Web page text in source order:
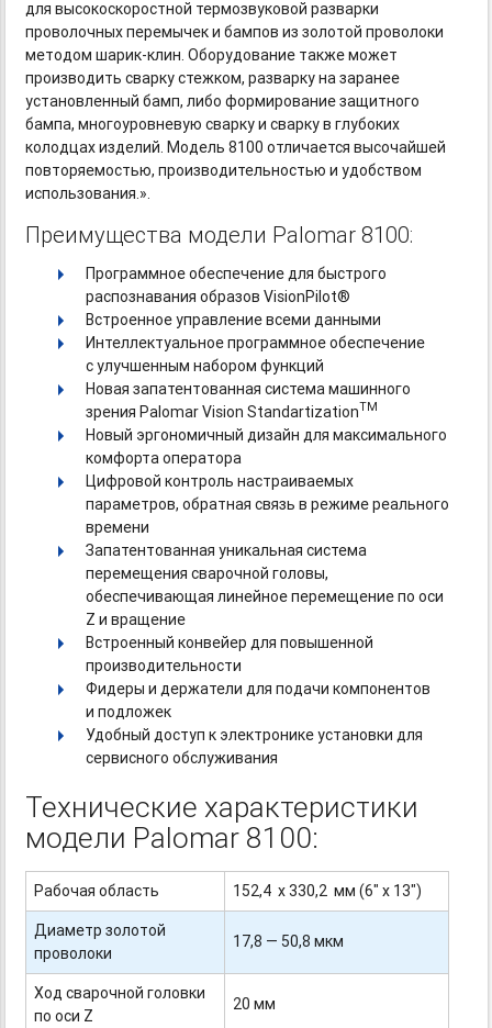
для высокоскоростной термозвуковой разварки
проволочных перемычек и бампов из золотой проволоки
методомшарик-клин. Оборудование также может
производить сварку стежком, разварку на заранее
установленный бамп, либо формирование защитного
бампа, многоуровневую сварку и сварку в глубоких
колодцах изделий. Модель 8100 отличается высочайшей
повторяемостью, производительностью и удобством
использования.».
Преимущества модели Palomar 8100:
Программное обеспечение для быстрого
распознавания образов VisionPilot®
Встроенное управление всеми данными
Интеллектуальное программное обеспечение
с улучшенным набором функций
Новая запатентованная система машинного
зрения Palomar Vision StandartizationTM
Новый эргономичный дизайн для максимального
комфорта оператора
Цифровой контроль настраиваемых
параметров, обратная связь в режиме реального
времени
Запатентованная уникальная система
перемещения сварочной головы,
обеспечивающая линейное перемещение по оси
Z и вращение
Встроенный конвейер для повышенной
производительности
Фидеры и держатели для подачи компонентов
и подложек
Удобный доступ к электронике установки для
сервисного обслуживания
Технические характеристики
модели Palomar 8100:
Рабочая область
152,4 х 330,2 мм (6" x 13")
Диаметр золотой
проволоки
17,8 — 50,8 мкм
Ход сварочной головки
по оси Z
20 мм